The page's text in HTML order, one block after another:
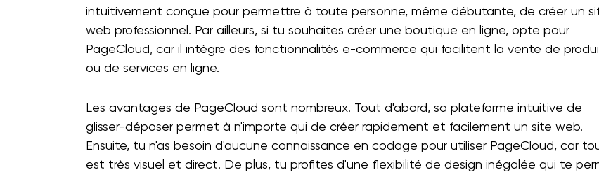
intuitivement conçue pour permettre à toute personne, même débutante, de créer un
web professionnel. Par ailleurs, si tu souhaites créer une boutique en ligne, opte pour
PageCloud, car il intègre des fonctionnalités e-commerce qui facilitent la vente de
ou de services en ligne.
Les avantages de PageCloud sont nombreux. Tout d'abord, sa plateforme intuitive de
glisser-déposer permet à n'importe qui de créer rapidement et facilement un site web.
Ensuite, tu n'as besoin d'aucune connaissance en codage pour utiliser PageCloud, car
est très visuel et direct. De plus, tu profites d'une flexibilité de design inégalée qui te